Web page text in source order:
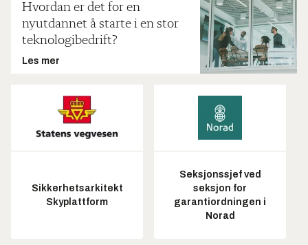
Hvordan er det for en
nyutdannet å starte i en stor
teknologibedrift?
Les mer
Sikkerhetsarkitekt
Skyplattform
Seksjonssjef ved
seksjon for
garantiordningen i
Norad